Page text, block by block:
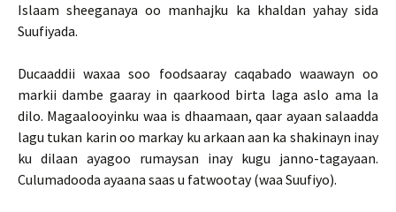
Islaam sheeganaya oo manhajku ka khaldan yahay sida
Suufiyada.
Ducaaddii waxaa soo foodsaaray caqabado waawayn oo
markii dambe gaaray in qaarkood birta laga aslo ama la
dilo. Magaalooyinku waa is dhaamaan, qaar ayaan salaadda
lagu tukan karin oo markay ku arkaan aan ka shakinayn inay
ku dilaan ayagoo rumaysan inay kugu janno-tagayaan.
Culumadooda ayaana saas u fatwootay (waa Suufiyo).